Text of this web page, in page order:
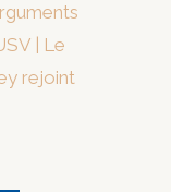
| Le
rejoint